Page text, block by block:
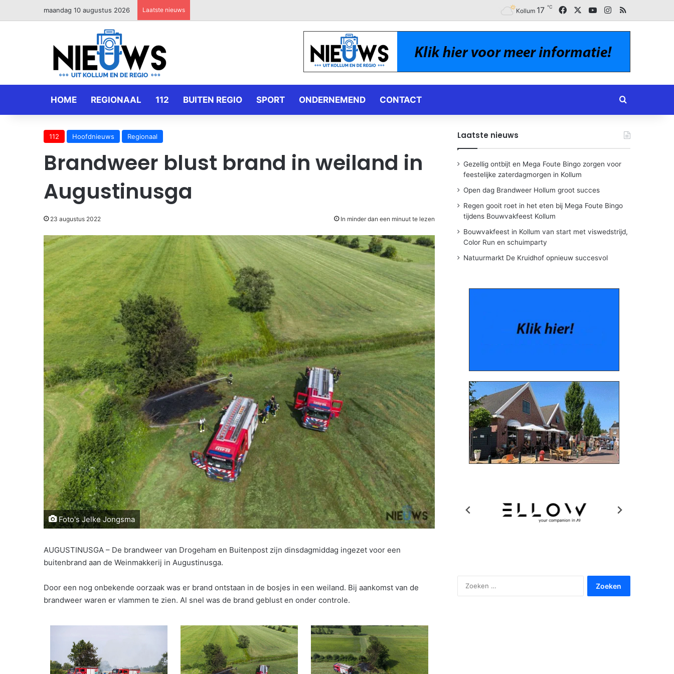
maandag 10 augustus 2026 Laatste nieuws Kollum 17 ℃ FacebookYouTubeInstagram
RSS
HOME REGIONAAL 112 BUITEN REGIO SPORT ONDERNEMEND CONTACT Zoeken naar
112 Hoofdnieuws Regionaal
Brandweer blust brand in weiland in
Augustinusga
23 augustus 2022 In minder dan een minuut te lezen
Foto's Jelke Jongsma
AUGUSTINUSGA – De brandweer van Drogeham en Buitenpost zijn dinsdagmiddag ingezet voor een
buitenbrand aan de Weinmakkerij in Augustinusga.
Door een nog onbekende oorzaak was er brand ontstaan in de bosjes in een weiland. Bij aankomst van de
brandweer waren er vlammen te zien. Al snel was de brand geblust en onder controle.
Laatste nieuws
Gezellig ontbijt en Mega Foute Bingo zorgen voor
feestelijke zaterdagmorgen in Kollum
Open dag Brandweer Hollum groot succes
Regen gooit roet in het eten bij Mega Foute Bingo
tijdens Bouwvakfeest Kollum
Bouwvakfeest in Kollum van start met viswedstrijd,
Color Run en schuimparty
Natuurmarkt De Kruidhof opnieuw succesvol
naar: